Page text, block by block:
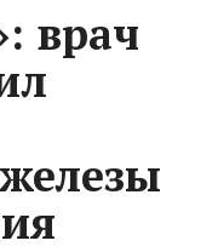
врач